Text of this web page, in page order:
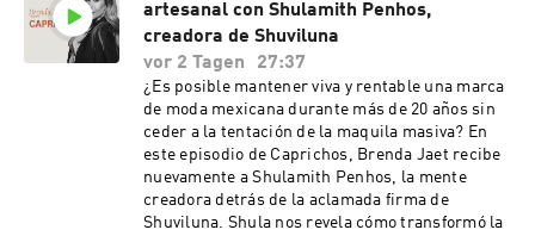
artesanal con Shulamith Penhos,
creadora de Shuviluna
vor 2 Tagen
27:37
¿Es posible mantener viva y rentable una marca
de moda mexicana durante más de 20 años sin
ceder a la tentación de la maquila masiva? En
este episodio de Caprichos, Brenda Jaet recibe
nuevamente a Shulamith Penhos, la mente
creadora detrás de la aclamada firma de
Shuviluna. Shula nos revela cómo transformó la